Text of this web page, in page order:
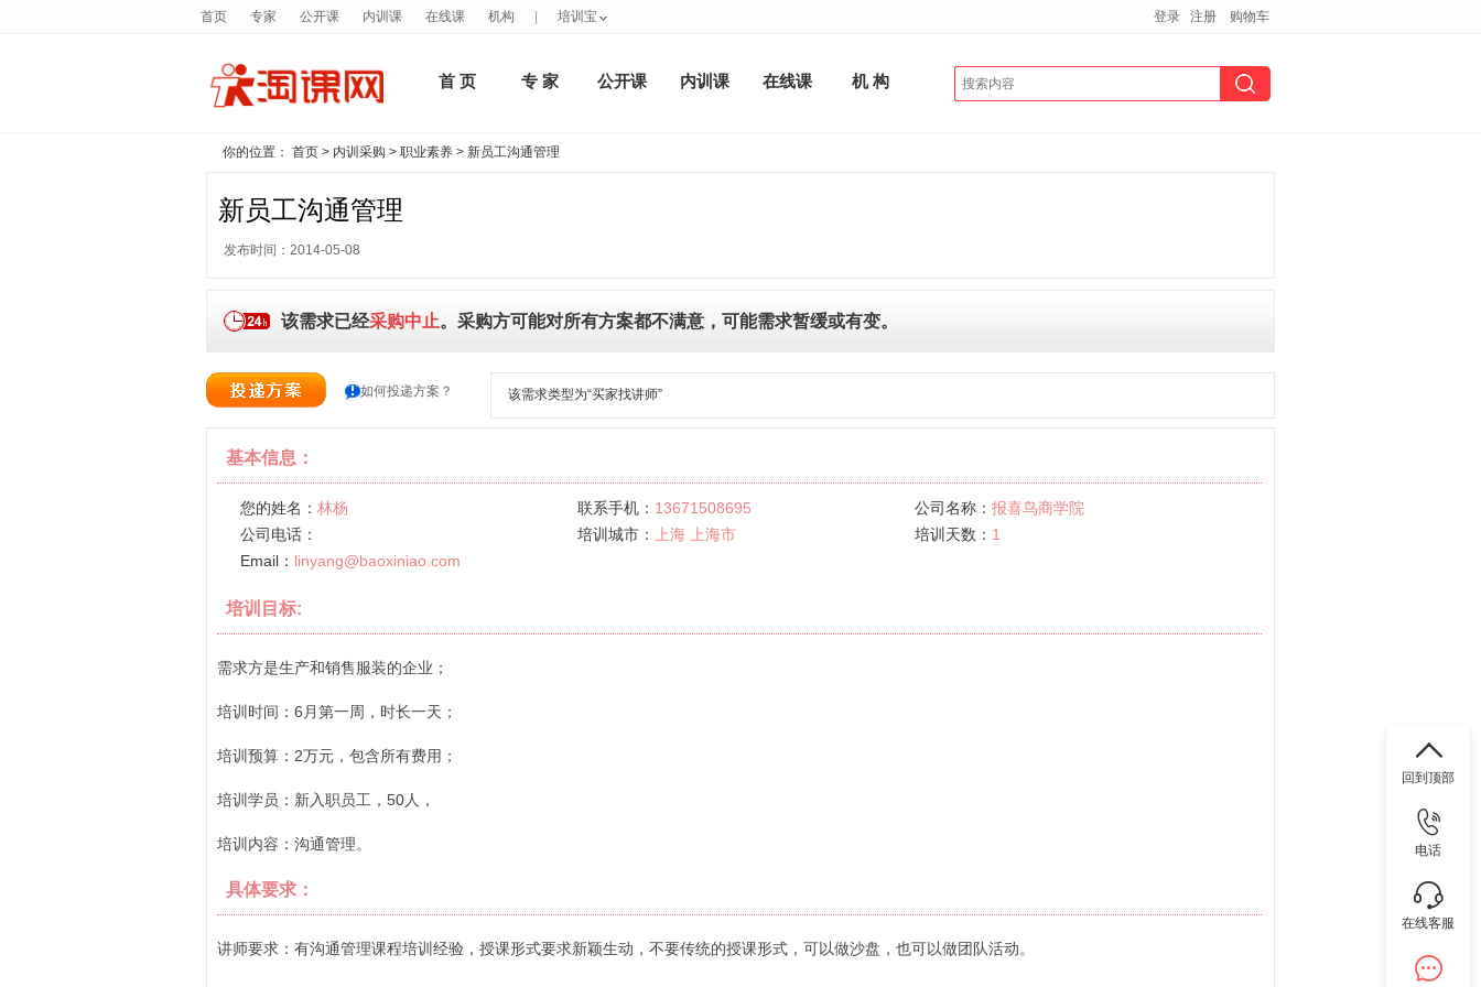
首页 专家 公开课 内训课 在线课 机构 培训宝 登录 注册 购物车
首 页 专 家 公开课 内训课 在线课 机 构
你的位置： 首页 > 内训采购 > 职业素养 > 新员工沟通管理
新员工沟通管理
发布时间：2014-05-08
该需求已经采购中止。采购方可能对所有方案都不满意，可能需求暂缓或有变。
如何投递方案？ 该需求类型为“买家找讲师”
基本信息：
您的姓名： 林杨 联系手机： 13671508695 公司名称： 报喜鸟商学院
公司电话：
培训城市： 上海 上海市 培训天数： 1
Email： linyang@baoxiniao.com
培训目标:
需求方是生产和销售服装的企业；
培训时间：6月第一周，时长一天；
培训预算：2万元，包含所有费用；
培训学员：新入职员工，50人，
培训内容：沟通管理。
具体要求：
讲师要求：有沟通管理课程培训经验，授课形式要求新颖生动，不要传统的授课形式，可以做沙盘，也可以做团队活动。
回到顶部
电话
在线客服